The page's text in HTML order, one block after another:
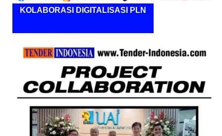
KOLABORASI DIGITALISASI PLN